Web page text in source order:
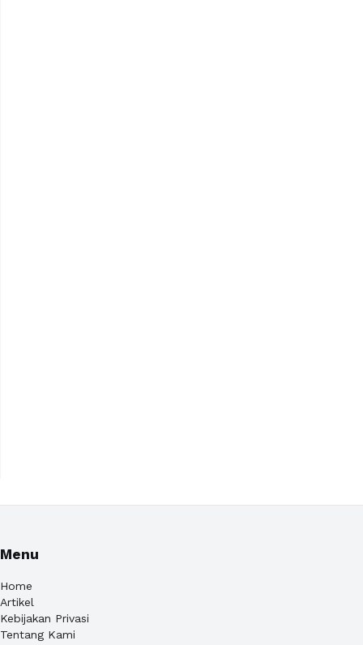
Menu
Home
Artikel
Kebijakan Privasi
Tentang Kami